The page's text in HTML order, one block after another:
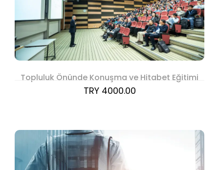
Topluluk Önünde Konuşma ve Hitabet Eğitimi
TRY 4000.00